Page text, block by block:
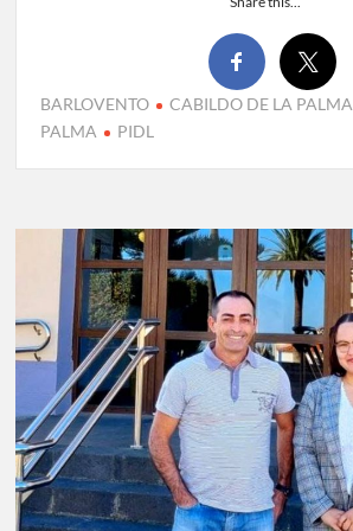
BARLOVENTO CABILDO DE LA PALMA
PALMA
PIDL